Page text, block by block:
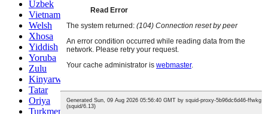
Uzbek
Vietnamese
Welsh
Xhosa
Yiddish
Yoruba
Zulu
Kinyarwanda
Tatar
Oriya
Turkmen